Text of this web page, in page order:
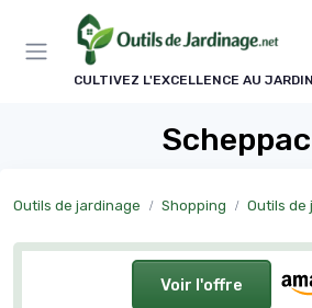
CULTIVEZ L'EXCELLENCE AU JARDIN
Outils de jardinage Shopping Outils de
Voir l'offre
Panneau de gestion des cookies